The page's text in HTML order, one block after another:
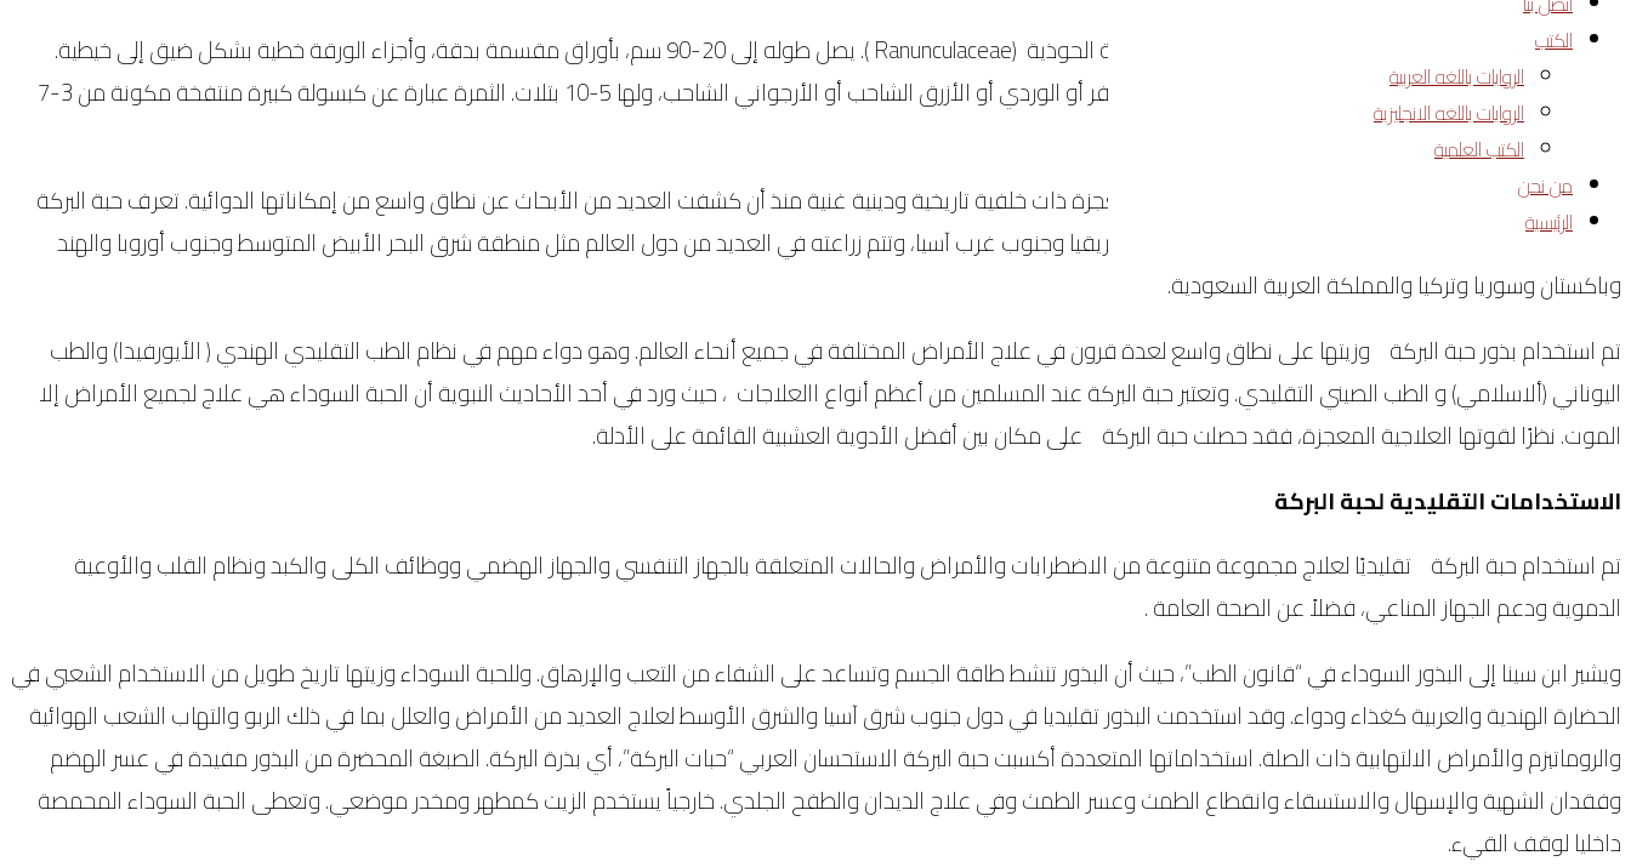
الكتب
الروايات باللغه العربية
الروايات باللغه الانجليزية
الكتب العلمية
من نحن
الرئيسية
حبة البركة (
) هو نبات مزهر ينتمي إلى العائلة الحوذية (Ranunculaceae ). يصل طوله إلى 20-90 سم، بأوراق مقسمة بدقة، وأجزاء الورقة خطية بشكل ضيق إلى خيطية.
الزهور حساسة، وعادة ما تكون ملونة باللون الأبيض أو الأصفر أو الوردي أو الأزرق الشاحب أو الأرجواني الشاحب، ولها 5-10 بتلات. الثمرة عبارة عن كبسولة كبيرة منتفخة مكونة من 3-7
جريبات متحدة تحتوي كل منها على بذور عديدة.
من بين النباتات الطبية المختلفة، تظهر حبة البركة كعشبة معجزة ذات خلفية تاريخية ودينية غنية منذ أن كشفت العديد من الأبحاث عن نطاق واسع من إمكاناتها الدوائية. تعرف حبة البركة
باسم الحبة السوداء. موطنه الأصلي جنوب أوروبا وشمال أفريقيا وجنوب غرب آسيا، وتتم زراعته في العديد من دول العالم مثل منطقة شرق البحر الأبيض المتوسط ​​وجنوب أوروبا والهند
وباكستان وسوريا وتركيا والمملكة العربية السعودية.
تم استخدام بذور حبة البركة وزيتها على نطاق واسع لعدة قرون في علاج الأمراض المختلفة في جميع أنحاء العالم. وهو دواء مهم في نظام الطب التقليدي الهندي ( الأيورفيدا) والطب
اليوناني (ألاسلامي) و الطب الصيني التقليدي. وتعتبر حبة البركة عند المسلمين من أعظم أنواع االعلاجات ، حيث ورد في أحد الأحاديث النبوية أن الحبة السوداء هي علاج لجميع الأمراض إلا
الموت. نظرًا لقوتها العلاجية المعجزة، فقد حصلت حبة البركة على مكان بين أفضل الأدوية العشبية القائمة على الأدلة.
الاستخدامات التقليدية لحبة البركة
تم استخدام حبة البركة تقليديًا لعلاج مجموعة متنوعة من الاضطرابات والأمراض والحالات المتعلقة بالجهاز التنفسي والجهاز الهضمي ووظائف الكلى والكبد ونظام القلب والأوعية
الدموية ودعم الجهاز المناعي، فضلاً عن الصحة العامة .
ويشير ابن سينا ​​إلى البذور السوداء في “قانون الطب”، حيث أن البذور تنشط طاقة الجسم وتساعد على الشفاء من التعب والإرهاق. وللحبة السوداء وزيتها تاريخ طويل من الاستخدام الشعبي في
الحضارة الهندية والعربية كغذاء ودواء. وقد استخدمت البذور تقليديا في دول جنوب شرق آسيا والشرق الأوسط لعلاج العديد من الأمراض والعلل بما في ذلك الربو والتهاب الشعب الهوائية
والروماتيزم والأمراض الالتهابية ذات الصلة. استخداماتها المتعددة أكسبت حبة البركة الاستحسان العربي “حبات البركة”، أي بذرة البركة. الصبغة المحضرة من البذور مفيدة في عسر الهضم
وفقدان الشهية والإسهال والاستسقاء وانقطاع الطمث وعسر الطمث وفي علاج الديدان والطفح الجلدي. خارجياً يستخدم الزيت كمطهر ومخدر موضعي. وتعطى الحبة السوداء المحمصة
داخليا لوقف القيء.